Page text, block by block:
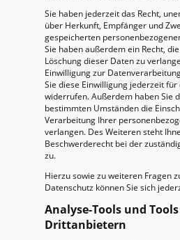
Sie haben jederzeit das Recht,
über Herkunft, Empfänger und
gespeicherten
Sie haben außerdem ein Recht,
Löschung dieser Daten zu
Einwilligung zur
Sie diese Einwilligung jederzeit für
widerrufen. Außerdem haben Sie
bestimmten Umständen die
Verarbeitung Ihrer
verlangen. Des Weiteren steht
Beschwerderecht bei der
zu.
Hierzu sowie zu weiteren Fragen
Datenschutz können Sie sich
Analyse-Tools und
Drittanbietern